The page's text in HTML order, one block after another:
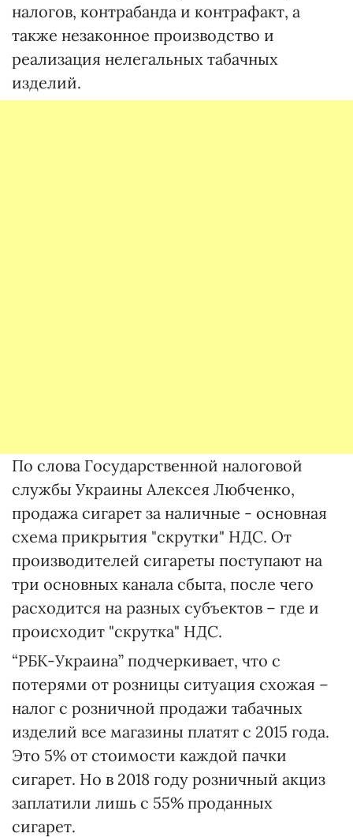
налогов, контрабанда и контрафакт, а
также незаконное производство и
реализация нелегальных табачных
изделий.
По слова Государственной налоговой
службы Украины Алексея Любченко,
продажа сигарет за наличные - основная
схема прикрытия "скрутки" НДС. От
производителей сигареты поступают на
три основных канала сбыта, после чего
расходится на разных субъектов – где и
происходит "скрутка" НДС.
“РБК-Украина” подчеркивает, что с
потерями от розницы ситуация схожая –
налог с розничной продажи табачных
изделий все магазины платят с 2015 года.
Это 5% от стоимости каждой пачки
сигарет. Но в 2018 году розничный акциз
заплатили лишь с 55% проданных
сигарет.